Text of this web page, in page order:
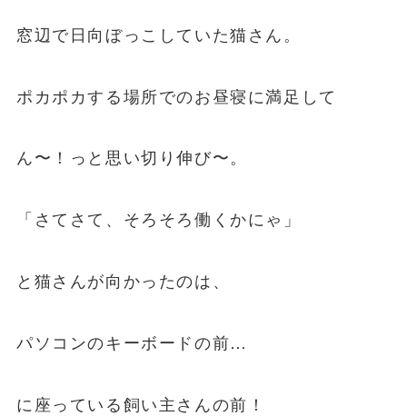
窓辺で日向ぼっこしていた猫さん。
ポカポカする場所でのお昼寝に満足して
ん〜！っと思い切り伸び〜。
「さてさて、そろそろ働くかにゃ」
と猫さんが向かったのは、
パソコンのキーボードの前…
に座っている飼い主さんの前！